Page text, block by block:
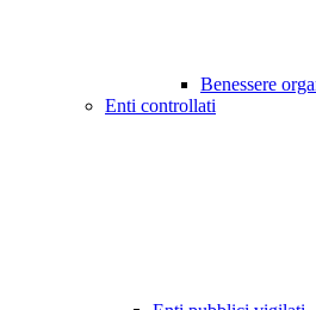
Benessere
Enti controllati